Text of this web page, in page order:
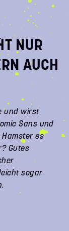
NUR
AUCH
und wirst
Sans und
es
Gutes
sogar